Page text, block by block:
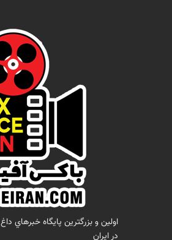
اولين و بزرگترين پايگاه خبرهاي
در ايران